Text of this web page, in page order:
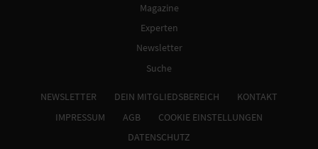
Magazine
Experten
Newsletter
Suche
NEWSLETTER DEIN MITGLIEDSBEREICH
KONTAKT
IMPRESSUM
AGB
COOKIE EINSTELLUNGEN
DATENSCHUTZ